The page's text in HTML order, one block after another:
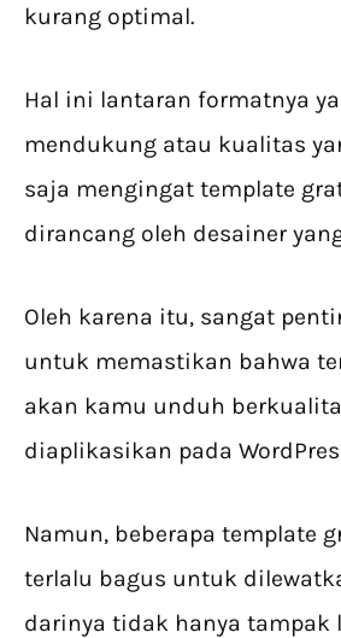
kurang optimal.
Hal ini lantaran formatnya
mendukung atau kualitas
saja mengingat template
dirancang oleh desainer
Oleh karena itu, sangat
untuk memastikan bahwa
akan kamu unduh
diaplikasikan pada
Namun, beberapa template
terlalu bagus untuk
darinya tidak hanya tampak